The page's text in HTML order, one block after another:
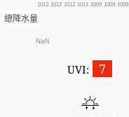
1013 1012 1012 1011 1009 1009 1009
總降水量
NaN
UVI: 7